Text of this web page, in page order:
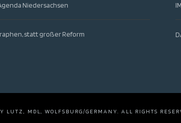
Niedersachsen
statt großer Reform
LUTZ, MDL, WOLFSBURG/GERMANY. ALL RIGHTS